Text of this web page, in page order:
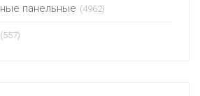
панельные (4962)
(557)